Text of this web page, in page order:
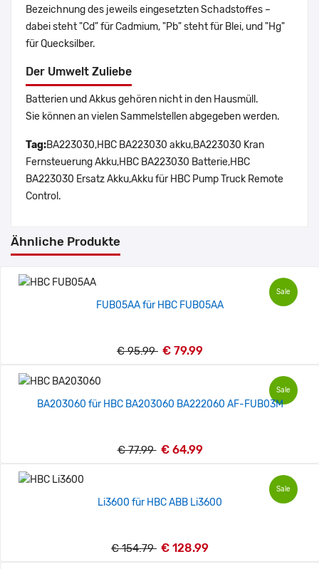
Bezeichnung des jeweils eingesetzten Schadstoffes –
dabei steht "Cd" für Cadmium, "Pb" steht für Blei, und "Hg"
für Quecksilber.
Der Umwelt Zuliebe
Batterien und Akkus gehören nicht in den Hausmüll.
Sie können an vielen Sammelstellen abgegeben werden.
Tag:BA223030,HBC BA223030 akku,BA223030 Kran
Fernsteuerung Akku,HBC BA223030 Batterie,HBC
BA223030 Ersatz Akku,Akku für HBC Pump Truck Remote
Control.
Ähnliche Produkte
Sale
FUB05AA für HBC FUB05AA
€ 95.99 € 79.99
Sale
BA203060 für HBC BA203060 BA222060 AF-FUB03M
€ 77.99 € 64.99
Sale
Li3600 für HBC ABB Li3600
€ 154.79 € 128.99